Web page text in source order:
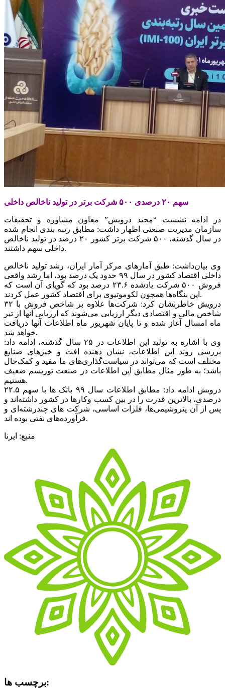
سهم ۲۰ درصدی ۵۰۰ شرکت برتر در تولید ناخالص داخلی
در ادامه نشست “مجید درویش” معاون مشاوره و تحقیقات
سازمان مدیریت صنعتی اظهار داشت: مطابق رتبه بندی انجام شده
در سال گذشته، ۵۰۰ شرکت برتر کشور ۲۰ درصد در تولید ناخالص
داخلی سهم داشتند.
وی بیان‌داشت: طبق آمارهای مرکز آمار ایران، رشد تولید ناخالص
داخلی اقتصاد کشور در سال ۹۹ حدود یک درصد بود، اما رشد واقعی
فروش ۵۰۰ شرکت یادشده ۲۳.۶ درصد بود که گویای آن است که
این بنگاه‌ها همچون لکوموتیوی برای اقتصاد کشور عمل کردند.
درویش خاطرنشان کرد: شرکت‌ها علاوه بر شاخص فروش با ۳۲
شاخص مالی و اقتصادی دیگر ارزیابی می‌شوند که ارزیابی آنها از تیر
ماه امسال آغاز شده و تا پایان شهریور ماه اطلاعات آنها دریافت
خواهد شد.
وی با اشاره به تولید این اطلاعات در ۲۵ سال گذشته، ادامه داد:
بررسی روند این اطلاعات، نشان دهنده افت و خیزهای صنایع
مختلف است که می‌تواند در سیاست‌گذاری‌های ما مفید و کمک‌حال
باشد؛ به طور مثال مطابق این اطلاعات در صنعت توریسم ضعیف
هستیم.
درویش ادامه داد: مطابق اطلاعات سال ۹۹ بانک ها با سهم ۲۲.۵
درصدی، بالاترین قدرت را در بین کسب وکارها در کشور داشته‌اند و
پس از آن پتروشیمی‌ها، فلزات اساسی، شرکت های چندرشته‌ای و
فرآورده‌های نفتی بوده اند.
منبع: ایرنا
برچسب ها: